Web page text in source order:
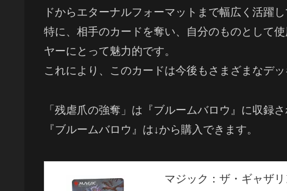
ドからエターナルフォーマットまで幅広く活躍し
特に、相手のカードを奪い、自分のものとして
ヤーにとって魅力的です。
これにより、このカードは今後もさまざまなデ
「残虐爪の強奪」は『ブルームバロウ』に収録さ
『ブルームバロウ』は↓から購入できます。
マジック：ザ・ギャザ